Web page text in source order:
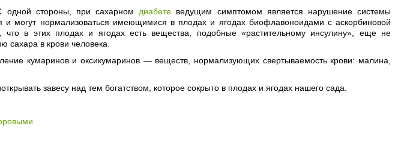
одной стороны, при сахарном диабете ведущим симптомом является нарушение системы
и могут нормализоваться имеющимися в плодах и ягодах биофлавоноидами с аскорбиновой
что в этих плодах и ягодах есть вещества, подобные «растительному инсулину», еще не
в крови человека.
кумаринов и оксикумаринов — веществ, нормализующих свертываемость крови: малина,
завесу над тем богатством, которое сокрыто в плодах и ягодах нашего сада.